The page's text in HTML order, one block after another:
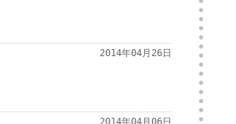
2014年04月26日
2014年04月06日